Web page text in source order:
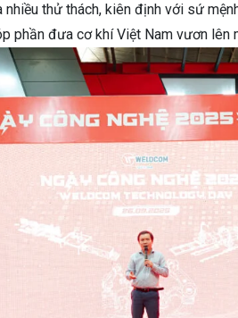
thử thách, kiên định với sứ
phần đưa cơ khí Việt Nam vươn lên